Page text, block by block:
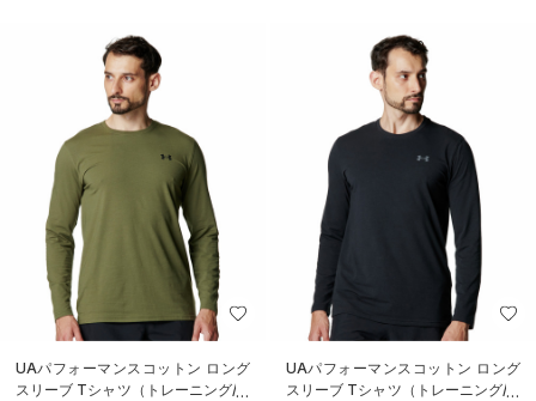
UAパフォーマンスコットン ロング
スリーブ Tシャツ（トレーニング/M
UAパフォーマンスコットン ロング
スリーブ Tシャツ（トレーニング/M